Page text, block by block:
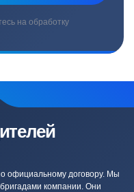
на обработку
официальному договору. Мы
компании. Они